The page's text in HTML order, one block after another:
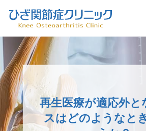
再生医療が適応外と
スはどのようなと